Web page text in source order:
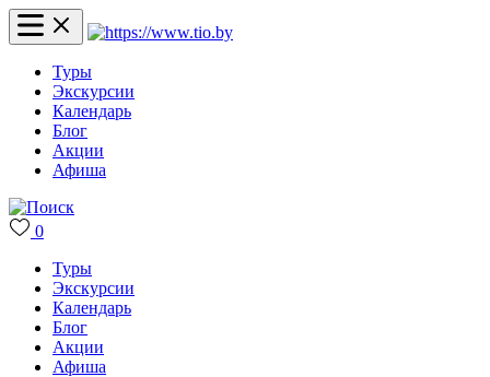
Туры
Экскурсии
Календарь
Блог
Акции
Афиша
0
Туры
Экскурсии
Календарь
Блог
Акции
Афиша